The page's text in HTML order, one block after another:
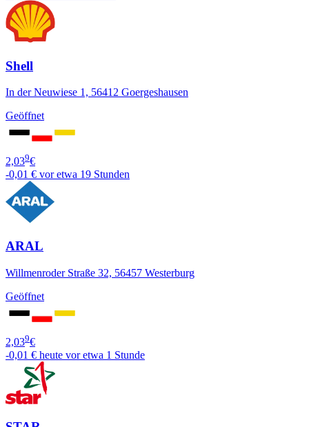
Shell
In der Neuwiese 1, 56412 Goergeshausen
Geöffnet
2,039€
-0,01 € vor etwa 19 Stunden
ARAL
Willmenroder Straße 32, 56457 Westerburg
Geöffnet
2,039€
-0,01 € heute vor etwa 1 Stunde